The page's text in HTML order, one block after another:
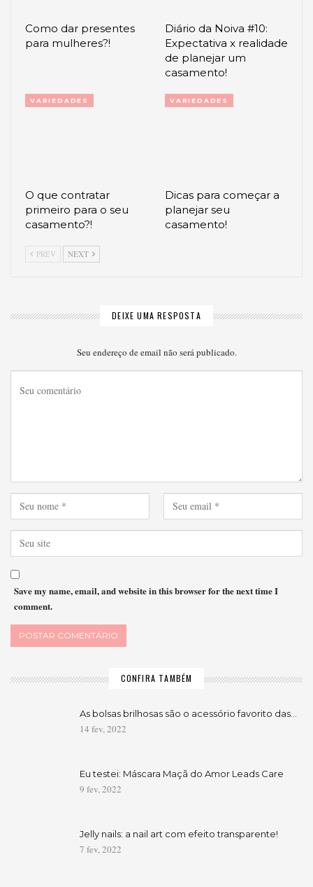
Como dar presentes
para mulheres?!
Diário da Noiva #10:
Expectativa x realidade
de planejar um
casamento!
VARIEDADES
O que contratar
primeiro para o seu
casamento?!
VARIEDADES
Dicas para começar a
planejar seu
casamento!
PREV NEXT
DEIXE UMA RESPOSTA
Seu endereço de email não será publicado.
Save my name, email, and website in this browser for the next time I
comment.
CONFIRA TAMBÉM
As bolsas brilhosas são o acessório favorito das…
14 fev, 2022
Eu testei: Máscara Maçã do Amor Leads Care
9 fev, 2022
Jelly nails: a nail art com efeito transparente!
7 fev, 2022